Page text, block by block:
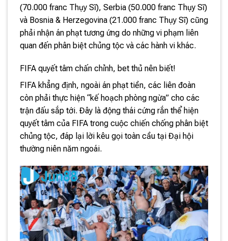
(70.000 franc Thụy Sĩ), Serbia (50.000 franc Thụy Sĩ)
và Bosnia & Herzegovina (21.000 franc Thụy Sĩ) cũng
phải nhận án phạt tương ứng do những vi phạm liên
quan đến phân biệt chủng tộc và các hành vi khác.
FIFA quyết tâm chấn chỉnh, bet thủ nên biết!
FIFA khẳng định, ngoài án phạt tiền, các liên đoàn
còn phải thực hiện “kế hoạch phòng ngừa” cho các
trận đấu sắp tới. Đây là động thái cứng rắn thể hiện
quyết tâm của FIFA trong cuộc chiến chống phân biệt
chủng tộc, đáp lại lời kêu gọi toàn cầu tại Đại hội
thường niên năm ngoái.